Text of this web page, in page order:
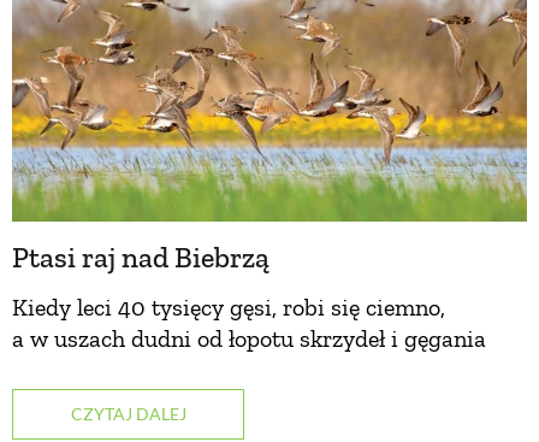
Ptasi raj nad Biebrzą
Kiedy leci 40 tysięcy gęsi, robi się ciemno,
a w uszach dudni od łopotu skrzydeł i gęgania
CZYTAJ DALEJ
ZWYCZAJE
ZRÓB TO SAM
PRZEPISY
ŚNIADANIA
PRZYSTAWKI